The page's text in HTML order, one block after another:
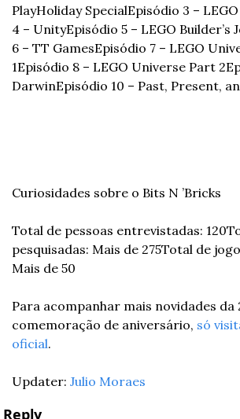
PlayHoliday SpecialEpisódio 3 –
4 – UnityEpisódio 5 – LEGO Builder’s
6 – TT GamesEpisódio 7 – LEGO
1Episódio 8 – LEGO Universe Part 2
DarwinEpisódio 10 – Past, Present,
Curiosidades sobre o Bits N ’Bricks
Total de pessoas entrevistadas: 120
pesquisadas: Mais de 275Total de
Mais de 50
Para acompanhar mais novidades da
comemoração de aniversário, só
oficial.
Updater: Julio Moraes
Reply